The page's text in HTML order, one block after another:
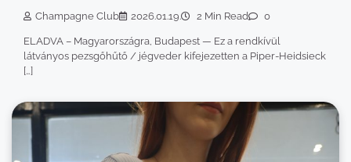
Champagne Club 2026.01.19. 2 Min Read 0
ELADVA – Magyarországra, Budapest — Ez a rendkívül
látványos pezsgőhűtő / jégveder kifejezetten a Piper-Heidsieck
[…]